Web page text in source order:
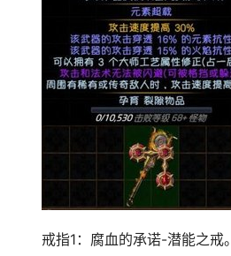
戒指1：腐血的承诺-潜能之戒。